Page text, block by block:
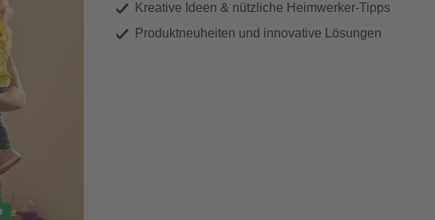
Kreative Ideen & nützliche Heimwerker-Tipps
Produktneuheiten und innovative Lösungen